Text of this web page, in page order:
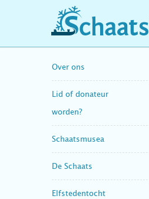
schaatshistorie.nl
Over ons
Lid of donateur
worden?
Schaatsmusea
De Schaats
Elfstedentocht